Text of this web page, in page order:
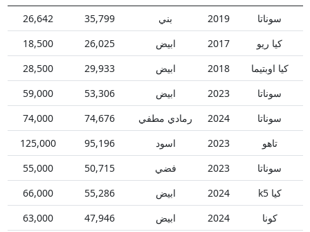
سوناتا
2019 بني 35,799
26,642
كيا ريو
2017 ابيض 26,025
18,500
كيا اوبتيما
2018 ابيض 29,933
28,500
سوناتا
2023 ابيض 53,306
59,000
سوناتا
2024 رمادي مطفي 74,676
74,000
تاهو
2023 اسود 95,196
125,000
سوناتا
2023 فضي 50,715
55,000
كيا k5
2024 ابيض 55,286
66,000
كونا
2024 ابيض 47,946
63,000